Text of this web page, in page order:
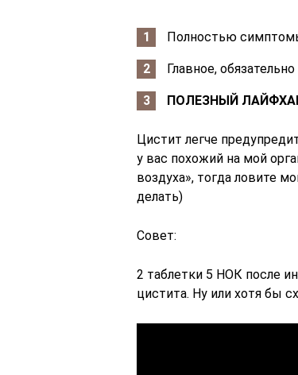
Полностью
Главное,
ПОЛЕЗНЫЙ
Цистит легче
у вас похожий на мой
воздуха», тогда ловите
делать)
Совет:
2 таблетки 5 НОК после
цистита. Ну или хотя бы